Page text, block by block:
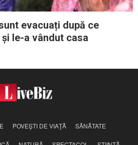
evacuați după ce
le-a vândut casa
POVEŞTI DE VIAŢĂ SĂNĂTATE